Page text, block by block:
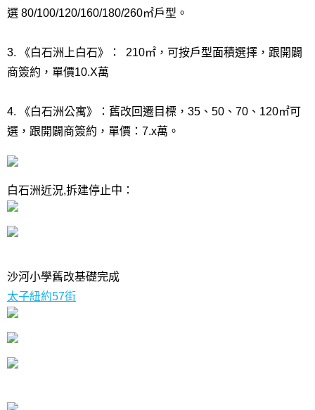
選 80/100/120/160/180/260㎡戶型。
3. 《白石洲上白石》： 210㎡，可按戶型面積選擇，跟開闢
商簽約，單價10.X萬
4. 《白石洲公寓》：舊改回遷目標，35、50、70、120㎡可
選，跟開闢商簽約，單價：7.x萬。
白石洲近況,拆建停止中：
沙河小學舊改基礎完成
太子紐約57街